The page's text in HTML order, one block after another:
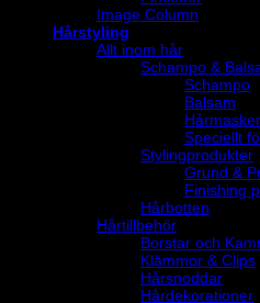
Image Column
Hårstyling
Allt inom hår
Schampo &
Schampo
Balsam
Hårmasker
Speciellt
Stylingprodukter
Grund &
Finishing
Hårbotten
Hårtillbehör
Borstar och
Klämmor & Clips
Hårsnoddar
Hårdekorationer